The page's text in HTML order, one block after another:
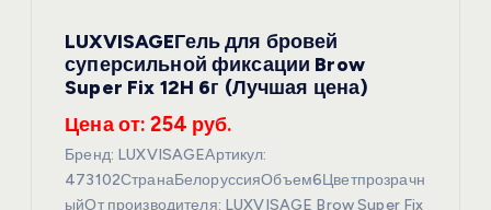
LUXVISAGEГель для бровей
суперсильной фиксации Brow
Super Fix 12H 6г (Лучшая цена)
Цена от: 254 руб.
Бренд: LUXVISAGEАртикул:
473102СтранаБелоруссияОбъем6Цветпрозрачн
ыйОт производителя: LUXVISAGE Brow Super Fix